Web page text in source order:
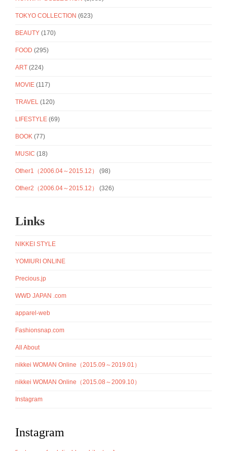
TOKYO COLLECTION (623)
BEAUTY (170)
FOOD (295)
ART (224)
MOVIE (117)
TRAVEL (120)
LIFESTYLE (69)
BOOK (77)
MUSIC (18)
Other1（2006.04～2015.12） (98)
Other2（2006.04～2015.12） (326)
Links
NIKKEI STYLE
YOMIURI ONLINE
Precious.jp
WWD JAPAN .com
apparel-web
Fashionsnap.com
All About
nikkei WOMAN Online（2015.09～2019.01）
nikkei WOMAN Online（2015.08～2009.10）
Instagram
Instagram